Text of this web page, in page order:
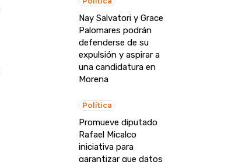
Nay Salvatori y Grace
Palomares podrán
defenderse de su
expulsión y aspirar a
una candidatura en
Morena
Política
Promueve diputado
Rafael Micalco
iniciativa para
garantizar que datos